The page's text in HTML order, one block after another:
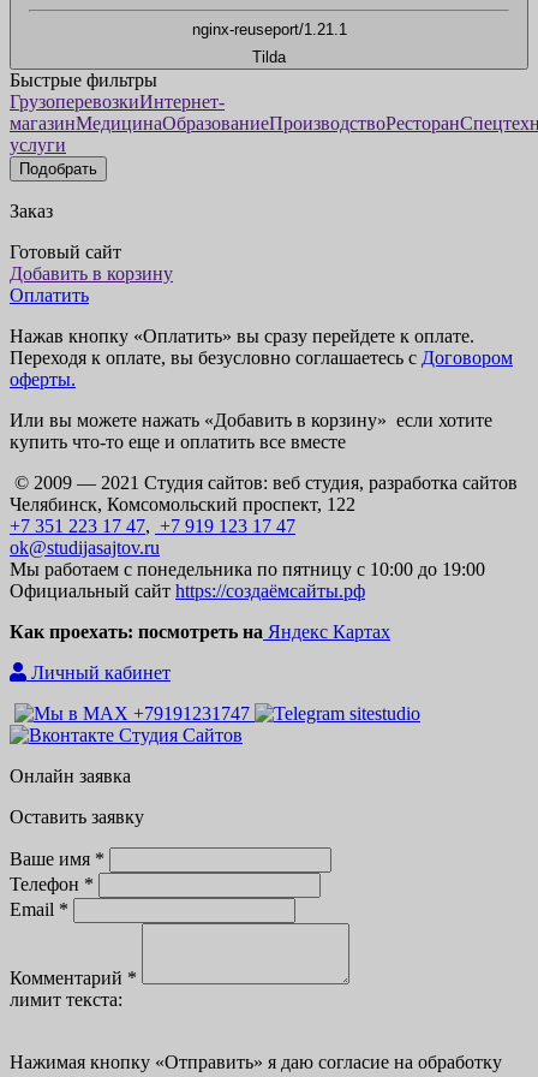
nginx-reuseport/1.21.1
Tilda
Быстрые фильтры
ГрузоперевозкиИнтернет-
магазинМедицинаОбразованиеПроизводствоРесторан
услуги
Подобрать
Заказ
Готовый сайт
Добавить в корзину
Оплатить
Нажав кнопку «Оплатить» вы сразу перейдете к оплате.
Переходя к оплате, вы безусловно соглашаетесь с Договором
оферты.
Или вы можете нажать «Добавить в корзину» если хотите
купить что-то еще и оплатить все вместе
© 2009 — 2021 Студия сайтов: веб студия, разработка сайтов
Челябинск, Комсомольский проспект, 122
+7 351 223 17 47, +7 919 123 17 47
ok@studijasajtov.ru
Мы работаем с понедельника по пятницу с 10:00 до 19:00
Официальный сайт https://создаёмсайты.рф
Как проехать: посмотреть на Яндекс Картах
Личный кабинет
Онлайн заявка
Оставить заявку
Ваше имя *
Телефон *
Email *
Комментарий *
лимит текста:
Нажимая кнопку «Отправить» я даю согласие на обработку